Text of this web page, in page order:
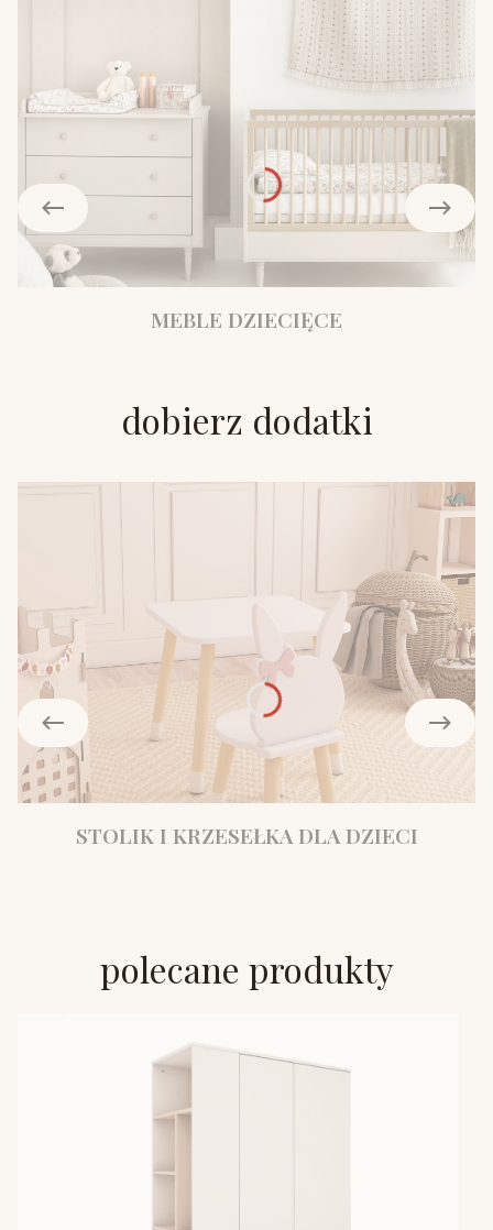
MEBLE DZIECIĘCE
dobierz dodatki
STOLIK I KRZESEŁKA DLA DZIECI
polecane produkty